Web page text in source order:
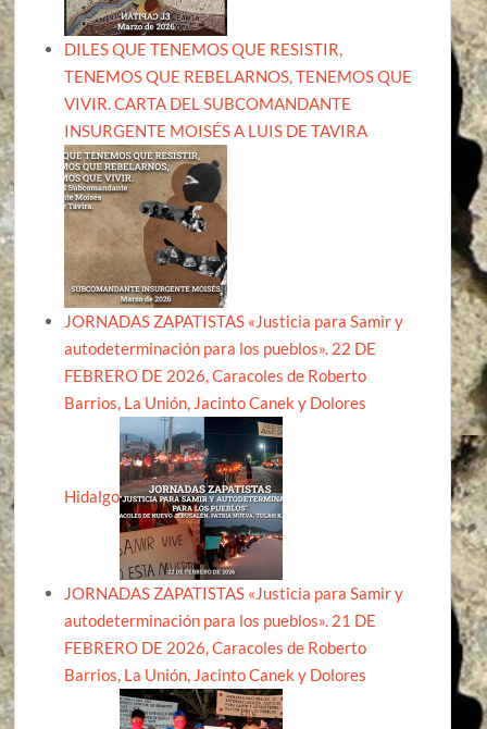
DILES QUE TENEMOS QUE RESISTIR,
TENEMOS QUE REBELARNOS, TENEMOS QUE
VIVIR. CARTA DEL SUBCOMANDANTE
INSURGENTE MOISÉS A LUIS DE TAVIRA
JORNADAS ZAPATISTAS «Justicia para Samir y
autodeterminación para los pueblos». 22 DE
FEBRERO DE 2026, Caracoles de Roberto
Barrios, La Unión, Jacinto Canek y Dolores
Hidalgo
JORNADAS ZAPATISTAS «Justicia para Samir y
autodeterminación para los pueblos». 21 DE
FEBRERO DE 2026, Caracoles de Roberto
Barrios, La Unión, Jacinto Canek y Dolores